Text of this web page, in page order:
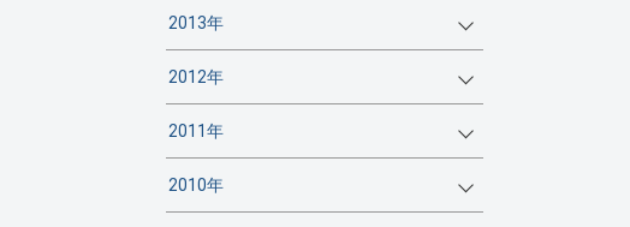
2013年
2012年
2011年
2010年